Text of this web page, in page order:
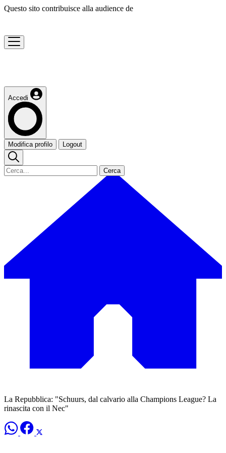
Questo sito contribuisce alla audience de
Accedi
Modifica profilo Logout
Cerca
La Repubblica: "Schuurs, dal calvario alla Champions League? La
rinascita con il Nec"